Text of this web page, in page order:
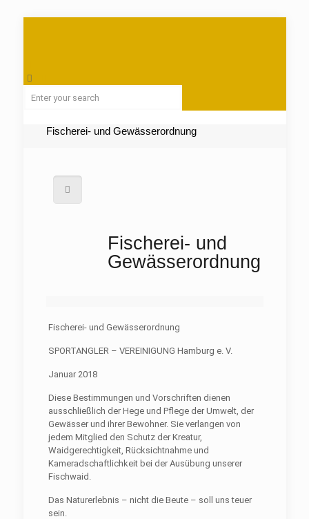
Fischerei- und Gewässerordnung
Fischerei- und
Gewässerordnung
Fischerei- und Gewässerordnung
SPORTANGLER – VEREINIGUNG Hamburg e. V.
Januar 2018
Diese Bestimmungen und Vorschriften dienen
ausschließlich der Hege und Pﬂege der Umwelt, der
Gewässer und ihrer Bewohner. Sie verlangen von
jedem Mitglied den Schutz der Kreatur,
Waidgerechtigkeit, Rücksichtnahme und
Kameradschaftlichkeit bei der Ausübung unserer
Fischwaid.
Das Naturerlebnis – nicht die Beute – soll uns teuer
sein.